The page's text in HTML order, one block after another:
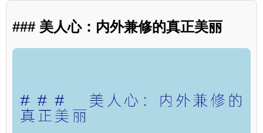
### 美人心：内外兼修的真正美丽